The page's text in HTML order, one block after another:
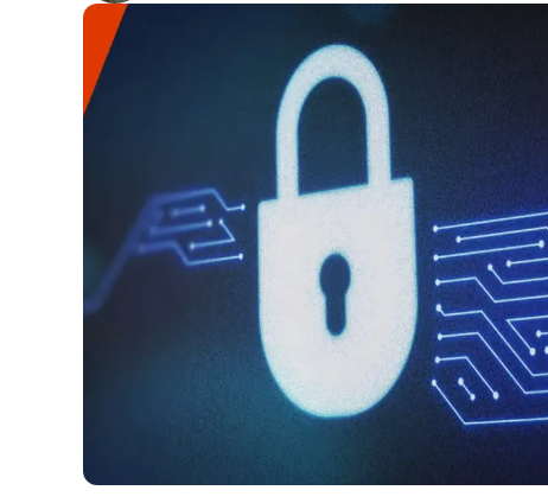
CONTATTO COMMERCIALE
PIATTAFORMA
CONTATTO COMMERCIALE
CONTATTO COMMERCIALE